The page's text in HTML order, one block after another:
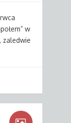
w
zaledwie